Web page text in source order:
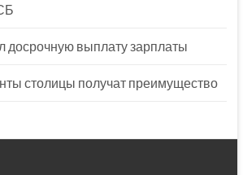
досрочную выплату зарплаты
столицы получат преимущество